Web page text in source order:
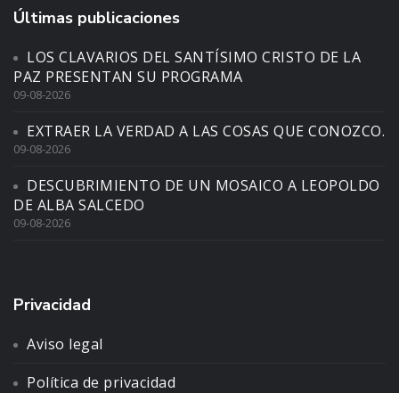
Últimas publicaciones
LOS CLAVARIOS DEL SANTÍSIMO CRISTO DE LA
PAZ PRESENTAN SU PROGRAMA
09-08-2026
EXTRAER LA VERDAD A LAS COSAS QUE CONOZCO.
09-08-2026
DESCUBRIMIENTO DE UN MOSAICO A LEOPOLDO
DE ALBA SALCEDO
09-08-2026
Privacidad
Aviso legal
Política de privacidad